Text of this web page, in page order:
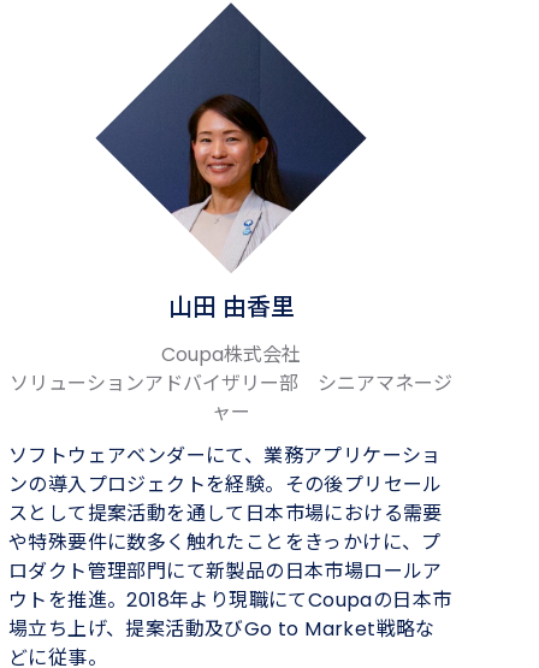
山田 由香里
Coupa株式会社
ソリューションアドバイザリー部 シニアマネージ
ャー
ソフトウェアベンダーにて、業務アプリケーショ
ンの導入プロジェクトを経験。その後プリセール
スとして提案活動を通して日本市場における需要
や特殊要件に数多く触れたことをきっかけに、プ
ロダクト管理部門にて新製品の日本市場ロールア
ウトを推進。2018年より現職にてCoupaの日本市
場立ち上げ、提案活動及びGo to Market戦略な
どに従事。